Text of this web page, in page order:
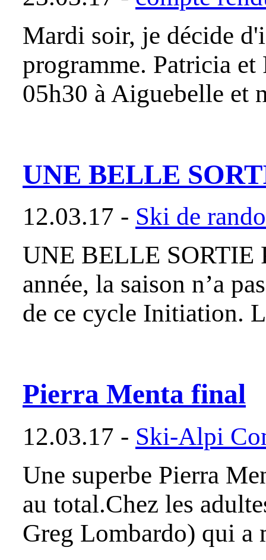
Mardi soir, je décide
programme. Patricia
05h30 à Aiguebelle et
UNE BELLE
12.03.17 - Ski de
UNE BELLE
année, la saison n’a
de ce cycle Initiation.
Pierra Menta final
12.03.17 - Ski-Alpi
Une superbe Pierra
au total.Chez les
Greg Lombardo) qui a